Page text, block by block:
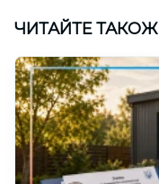
ЧИТАЙТЕ ТАКОЖ